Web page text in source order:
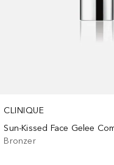
CLINIQUE
Bronzer